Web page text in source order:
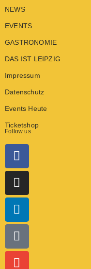
NEWS
EVENTS
GASTRONOMIE
DAS IST LEIPZIG
Impressum
Datenschutz
Events Heute
Ticketshop
Follow us